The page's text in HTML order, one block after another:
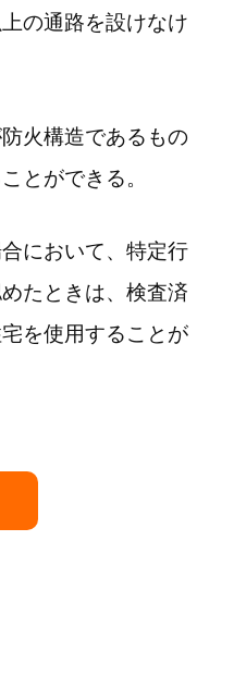
の通路を設けなけ
火構造であるもの
とができる。
において、特定行
たときは、検査済
を使用することが